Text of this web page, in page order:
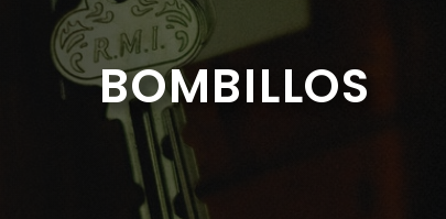
BOMBILLOS